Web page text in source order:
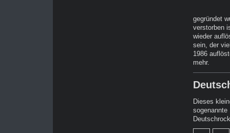
gegründet
verstorben
wieder
sein, der
1986
mehr.
Dieses
sogenannte